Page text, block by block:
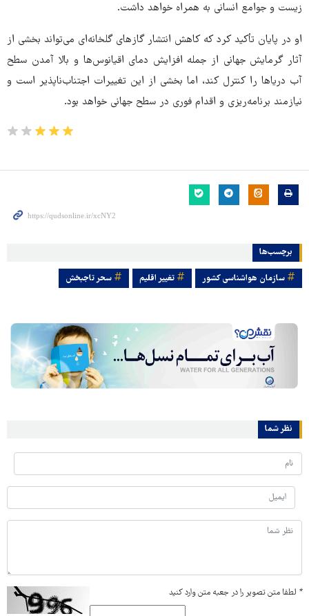
زیست و جوامع انسانی به همراه خواهد داشت.
او در پایان تأکید کرد که کاهش انتشار گازهای گلخانه‌ای می‌تواند بخشی از
آثار گرمایش جهانی از جمله افزایش دمای اقیانوس‌ها و بالا آمدن سطح
آب دریاها را کنترل کند، اما بخشی از این تغییرات اجتناب‌ناپذیر است و
نیازمند برنامه‌ریزی و اقدام فوری در سطح جهانی خواهد بود.
برچسب‌ها
سازمان هواشناسی کشور تغییر اقلیم سحر تاجبخش
نظر شما
* لطفا متن تصویر را در جعبه متن وارد کنید